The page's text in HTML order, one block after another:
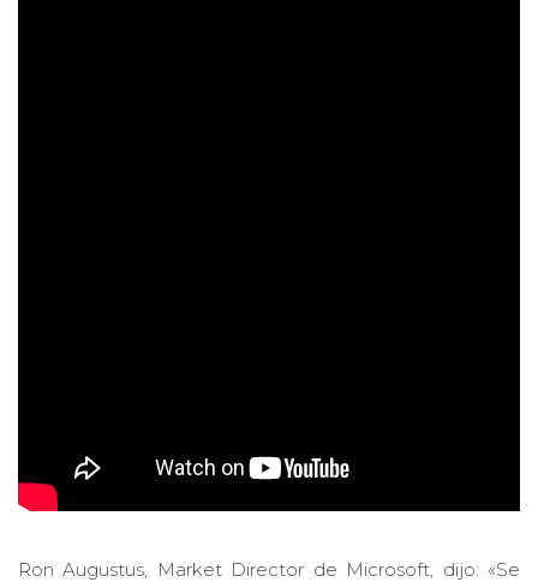
Ron Augustus, Market Director de Microsoft, dijo: «Se